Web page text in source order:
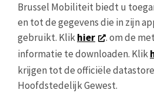
Brussel Mobiliteit biedt u
en tot de gegevens die in zijn
gebruikt. Klikhier
. om de
informatie te downloaden. Klik
krijgen tot de officiële
Hoofdstedelijk Gewest.